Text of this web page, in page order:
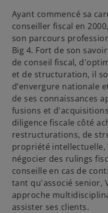
n
n
o
u
v
e
l
o
n
g
e
t
Ayant commencé sa
conseiller fiscal en
son parcours
Big 4. Fort de son
de conseil fiscal,
et de structuration, il
d’envergure nationale
de ses connaissances
fusions et
diligence fiscale côté
restructurations, de
propriété intellectuelle,
négocier des rulings
conseille en cas de
tant qu'associé senior,
approche
assister ses clients.